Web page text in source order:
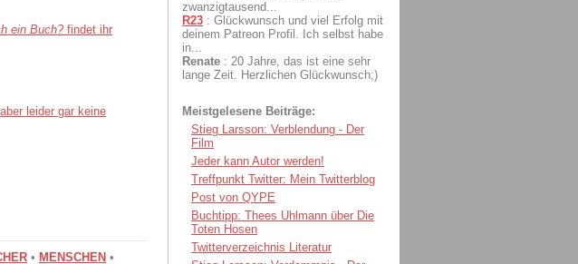
ein Buch?findet ihr
leider gar keine
• MENSCHEN •
zwanzigtausend...
R23 : Glückwunsch und viel Erfolg mit
deinem Patreon Profil. Ich selbst habe
in...
Renate : 20 Jahre, das ist eine sehr
lange Zeit. Herzlichen Glückwunsch;)
Meistgelesene Beiträge:
Stieg Larsson: Verblendung - Der
Film
Jeder kann Autor werden!
Treffpunkt Twitter: Mein Twitterblog
Post von QYPE
Buchtipp: Thees Uhlmann über Die
Toten Hosen
Twitterverzeichnis Literatur